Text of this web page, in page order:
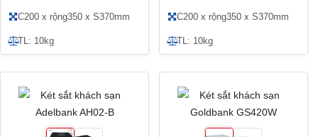
C200 x rộng350 x S370mm
TL: 10kg
C200 x rộng350 x S370mm
TL: 10kg